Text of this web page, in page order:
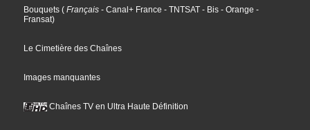
Bouquets ( Français - Canal+ France - TNTSAT - Bis - Orange -
Fransat)
Le Cimetière des Chaînes
Images manquantes
Chaînes TV en Ultra Haute Définition